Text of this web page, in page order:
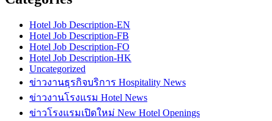
Hotel Job Description-EN
Hotel Job Description-FB
Hotel Job Description-FO
Hotel Job Description-HK
Uncategorized
ข่าวงานธุรกิจบริการ Hospitality News
ข่าวงานโรงแรม Hotel News
ข่าวโรงแรมเปิดใหม่ New Hotel Openings